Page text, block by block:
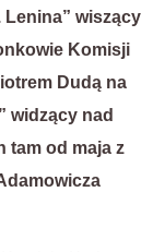
Lenina” wiszący
Komisji
Dudą na
widzący nad
tam od maja z